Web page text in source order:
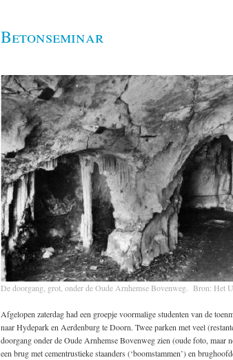
Betonseminar
De doorgang, grot, onder de Oude Arnhemse Bovenweg. Bron: Het
Afgelopen zaterdag had een groepje voormalige studenten van de
naar Hydepark en Aerdenburg te Doorn. Twee parken met veel
doorgang onder de Oude Arnhemse Bovenweg zien (oude foto, maar
een brug met cementrustieke staanders (‘boomstammen’) en